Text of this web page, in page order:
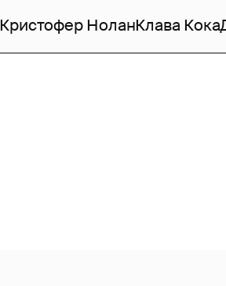
Кристофер НоланКлава Кока